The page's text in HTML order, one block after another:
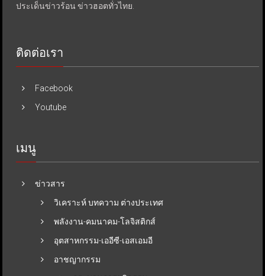
ประเด็นข่าวร้อน ข่าวฮอตทั่วไทย.
ติดต่อเรา
Facebook
Youtube
เมนู
ข่าวสาร
วิเคราะห์ บทความ ต่างประเทศ
พลังงาน-คมนาคม-โลจิสติกส์
อุตสาหกรรม-เออีซี-เอสเอมอี
อาชญากรรม